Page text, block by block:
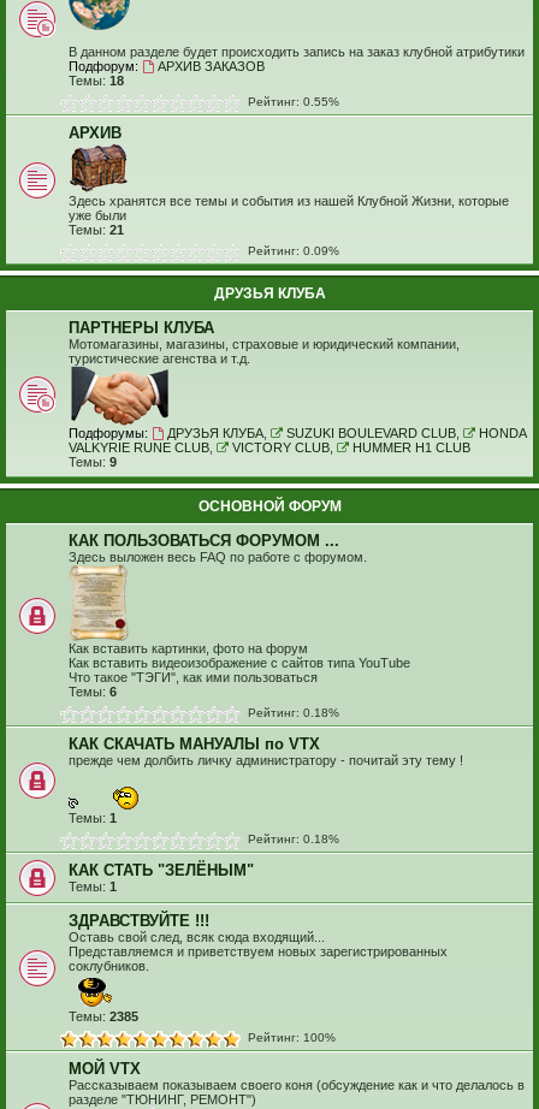
В данном разделе будет происходить запись на заказ клубной атрибутики
Подфорум:
АРХИВ ЗАКАЗОВ
Темы: 18
Рейтинг: 0.55%
АРХИВ
Здесь хранятся все темы и события из нашей Клубной Жизни, которые
уже были
Темы: 21
Рейтинг: 0.09%
ДРУЗЬЯ КЛУБА
ПАРТНЕРЫ КЛУБА
Мотомагазины, магазины, страховые и юридический компании,
туристические агенства и т.д.
Подфорумы: ДРУЗЬЯ КЛУБА, SUZUKI BOULEVARD CLUB,
HONDA
VALKYRIE RUNE CLUB
VICTORY CLUB,
HUMMER H1 CLUB
Темы: 9
ОСНОВНОЙ ФОРУМ
КАК ПОЛЬЗОВАТЬСЯ ФОРУМОМ ...
Здесь выложен весь FAQ по работе с форумом.
Как вставить картинки, фото на форум
Как вставить видеоизображение с сайтов типа YouTube
Что такое "ТЭГИ", как ими пользоваться
Темы: 6
Рейтинг: 0.18%
КАК СКАЧАТЬ МАНУАЛЫ по VTX
прежде чем долбить личку администратору - почитай эту тему !
Темы: 1
Рейтинг: 0.18%
КАК СТАТЬ "ЗЕЛЁНЫМ"
Темы: 1
ЗДРАВСТВУЙТЕ !!!
Оставь свой след, всяк сюда входящий...
Представляемся и приветствуем новых зарегистрированных
соклубников.
Темы: 2385
Рейтинг: 100%
МОЙ VTX
Рассказываем показываем своего коня (обсуждение как и что делалось в
разделе "ТЮНИНГ, РЕМОНТ")